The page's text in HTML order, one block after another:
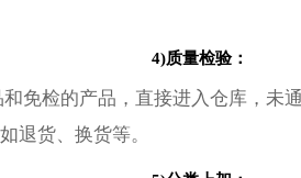
4)质量检验：
免检的产品，直接进入仓库，未
退货、换货等。